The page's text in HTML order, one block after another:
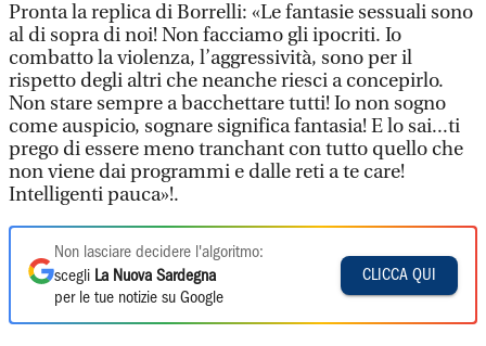
Pronta la replica di Borrelli: «Le fantasie sessuali sono
al di sopra di noi! Non facciamo gli ipocriti. Io
combatto la violenza, l’aggressività, sono per il
rispetto degli altri che neanche riesci a concepirlo.
Non stare sempre a bacchettare tutti! Io non sogno
come auspicio, sognare significa fantasia! E lo sai...ti
prego di essere meno tranchant con tutto quello che
non viene dai programmi e dalle reti a te care!
Intelligenti pauca»!.
Non lasciare decidere l'algoritmo:
scegli La Nuova Sardegna
per le tue notizie su Google
CLICCA QUI